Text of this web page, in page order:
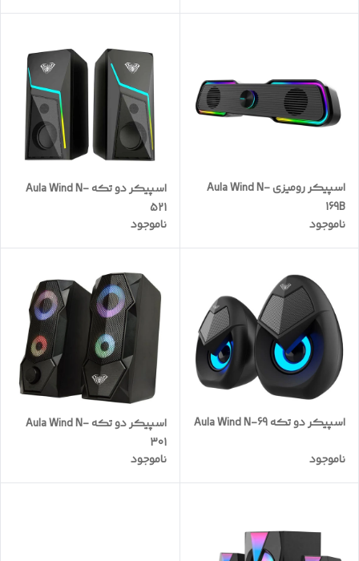
اسپیکر رومیزی Aula Wind N-
169B
ناموجود
اسپیکر دو تکه Aula Wind N-
521
ناموجود
اسپیکر دو تکه Aula Wind N-69
ناموجود
اسپیکر دو تکه Aula Wind N-
301
ناموجود